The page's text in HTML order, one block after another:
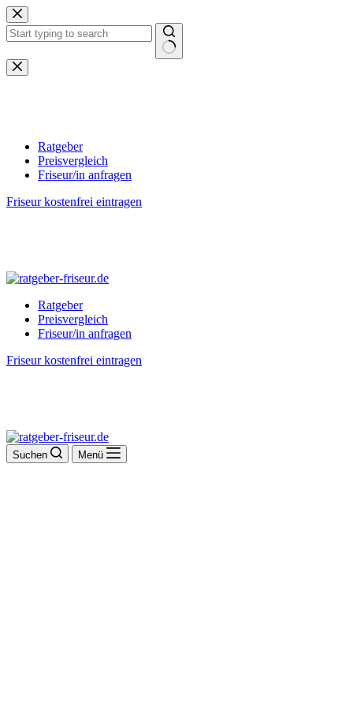
Zum
Inhalt
springen
Keine
Ergebnisse
Ratgeber
Preisvergleich
Friseur/in anfragen
Friseur kostenfrei eintragen
Ratgeber
Preisvergleich
Friseur/in anfragen
Friseur kostenfrei eintragen
Suchen Menü